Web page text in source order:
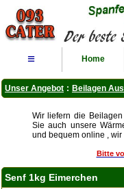
≡ Home
Unser Angebot : Beilagen
Wir liefern die
Sie auch unsere
und bequem online , wir
Bitte
Senf 1kg Eimerchen